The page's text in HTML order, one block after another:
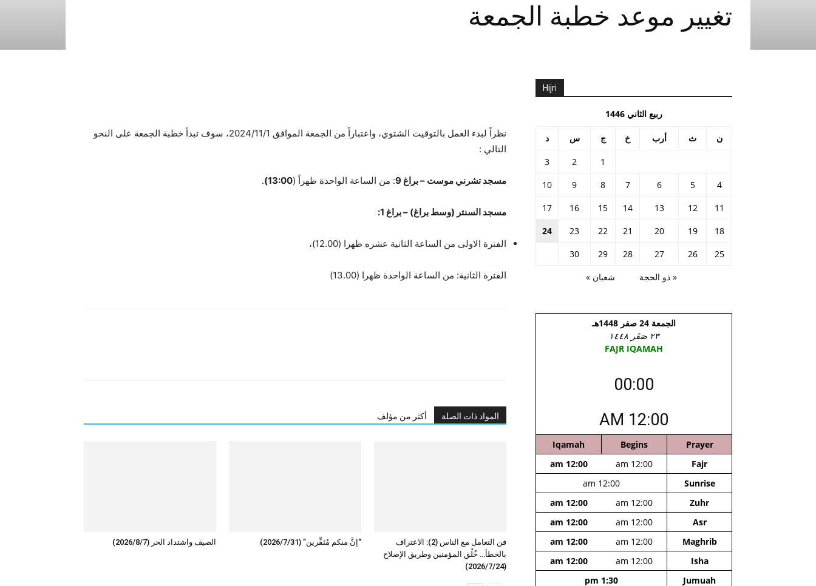
تغيير موعد خطبة الجمعة
نظراً لبدء العمل بالتوقيت الشتوي، واعتباراً من الجمعة الموافق 2024/11/1، سوف تبدأ خطبة الجمعة على النحو
التالي :
مسجد تشرني موست – براغ 9 : من الساعة الواحدة ظهراً (13:00)
.
مسجد السنتر (وسط براغ) – براغ 1:
الفترة الاولى من الساعة الثانية عشره ظهرا (12.00)،
الفترة الثانية: من الساعة الواحدة ظهرا (13.00)
المواد ذات الصلة أكثر من مؤلف
الصيف واشتداد الحر (2026/8/7) “إنَّ منكم مُنَفِّرين” (2026/7/31)
فن التعامل مع الناس (2): الاعتراف
بالخطأ… خُلُق المؤمنين وطريق الإصلاح
(2026/7/24)
Hijri
ربيع الثاني 1446
ن ث أرب خ ج س د
« ذو الحجة شعبان »
1
2
3
4
5
6
7
8
9
10
11
12
13
14
15
16
17
18
19
20
21
22
23
24
25
26
27
28
29
30
الجمعة 24 صفر 1448هـ
٢٣ صَفَر ١٤٤٨
FAJR IQAMAH
00:00
12:00 AM
Prayer
Begins
Iqamah
Fajr
12:00 am
12:00 am
Sunrise
12:00 am
Zuhr
12:00 am
12:00 am
Asr
12:00 am
12:00 am
Maghrib
12:00 am
12:00 am
Isha
12:00 am
12:00 am
Jumuah
1:30 pm